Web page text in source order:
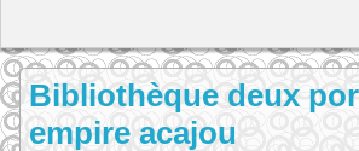
Bibliothèque deux
empire acajou